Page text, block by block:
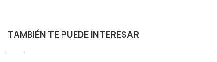
TAMBIÉN TE PUEDE INTERESAR